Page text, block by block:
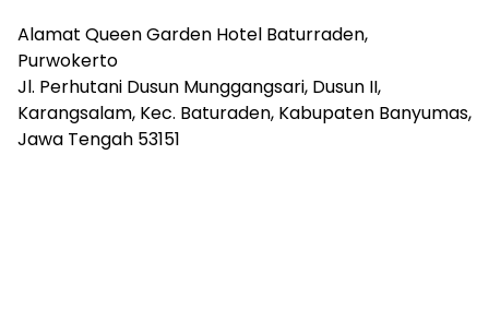
Alamat Queen Garden Hotel Baturraden,
Purwokerto
Jl. Perhutani Dusun Munggangsari, Dusun II,
Karangsalam, Kec. Baturaden, Kabupaten Banyumas,
Jawa Tengah 53151